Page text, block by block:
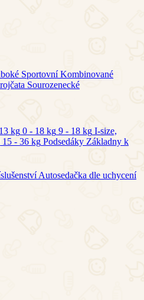
Sportovní Kombinované
Sourozenecké
kg 0 - 18 kg 9 - 18 kg I-size,
15 - 36 kg Podsedáky Základny k
Autosedačka dle uchycení